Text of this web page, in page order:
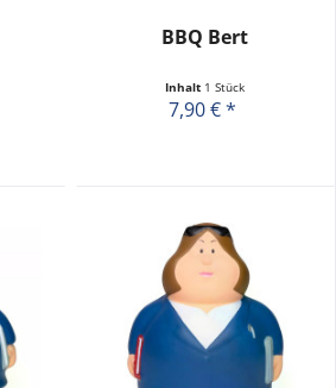
BBQ Bert
Inhalt 1 Stück
7,90 € *